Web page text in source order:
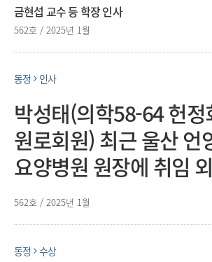
금현섭 교수 등 학장 인사
562호 / 2025년 1월
동정 인사
박성태(의학58-64 헌정
원로회원) 최근 울산 언
요양병원 원장에 취임
562호 / 2025년 1월
동정 수상